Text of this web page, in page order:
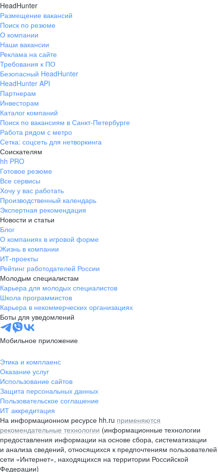
HeadHunter
Размещение вакансий
Поиск по резюме
О компании
Наши вакансии
Реклама на сайте
Требования к ПО
Безопасный HeadHunter
HeadHunter API
Партнерам
Инвесторам
Каталог компаний
Поиск по вакансиям в Санкт-Петербурге
Работа рядом с метро
Сетка: соцсеть для нетворкинга
Соискателям
hh PRO
Готовое резюме
Все сервисы
Хочу у вас работать
Производственный календарь
Экспертная рекомендация
Новости и статьи
Блог
О компаниях в игровой форме
Жизнь в компании
ИТ-проекты
Рейтинг работодателей России
Молодым специалистам
Карьера для молодых специалистов
Школа программистов
Карьера в некоммерческих организациях
Боты для уведомлений
Мобильное приложение
Этика и комплаенс
Оказание услуг
Использование сайтов
Защита персональных данных
Пользовательское соглашение
ИТ аккредитация
На информационном ресурсе hh.ru применяются
рекомендательные технологии (информационные технологии
предоставления информации на основе сбора, систематизации
и анализа сведений, относящихся к предпочтениям пользователей
сети «Интернет», находящихся на территории Российской
Федерации)